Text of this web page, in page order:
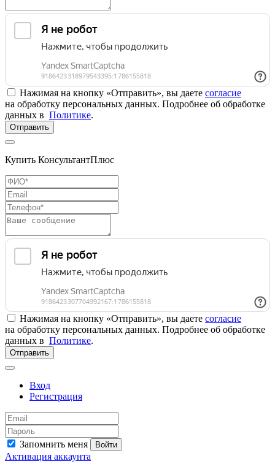
Нажимая на кнопку «Отправить», вы даете согласие
на обработку персональных данных. Подробнее об обработке
данных в Политике.
Отправить
Купить КонсультантПлюс
Нажимая на кнопку «Отправить», вы даете согласие
на обработку персональных данных. Подробнее об обработке
данных в Политике.
Отправить
Вход
Регистрация
Запомнить меня Войти
Активация аккаунта